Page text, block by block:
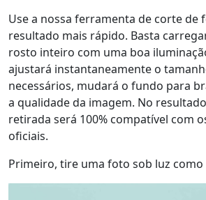
Use a nossa ferramenta de corte de
resultado mais rápido. Basta
rosto inteiro com uma boa
ajustará instantaneamente o
necessários, mudará o fundo para
a qualidade da imagem. No
retirada será 100% compatível com
oficiais.
Primeiro, tire uma foto sob luz como